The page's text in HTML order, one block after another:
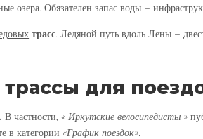
озера. Обязателен запас воды –
трасс . Ледяной путь вдоль Лены –
трассы для
В частности, « Иркутские велосипедисты »
в категории «График поездок»